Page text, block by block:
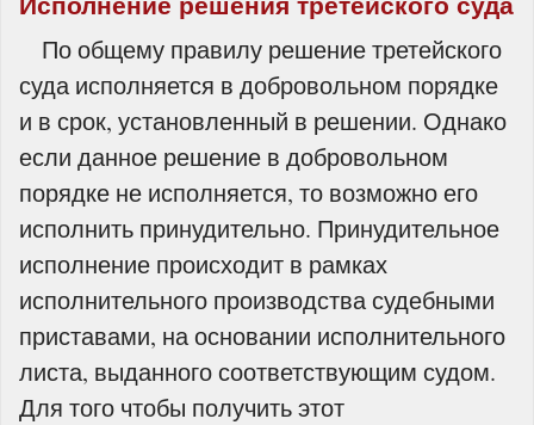
По общему правилу решение третейского
суда исполняется в добровольном порядке
и в срок, установленный в решении. Однако
если данное решение в добровольном
порядке не исполняется, то возможно его
исполнить принудительно. Принудительное
исполнение происходит в рамках
исполнительного производства судебными
приставами, на основании исполнительного
листа, выданного соответствующим судом.
Для того чтобы получить этот